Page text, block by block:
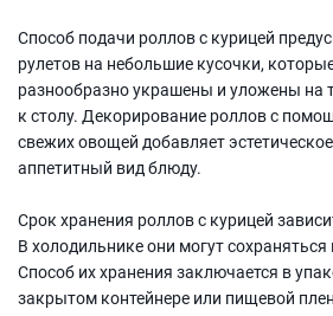
Способ подачи роллов с курицей
рулетов на небольшие кусочки,
разнообразно украшены и уложены на
к столу. Декорирование роллов с
свежих овощей добавляет
аппетитный вид блюду.
Срок хранения роллов с курицей
В холодильнике они могут сохраняться
Способ их хранения заключается в
закрытом контейнере или пищевой